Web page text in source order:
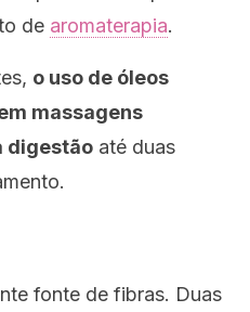
de aromaterapia.
o uso de óleos
massagens
digestão até duas
fonte de fibras. Duas